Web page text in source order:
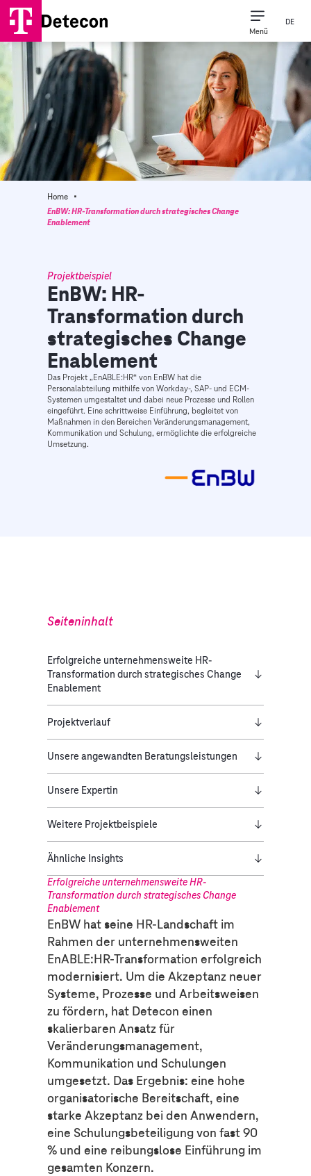
Menü
DE
Home ·
EnBW: HR-Transformation durch strategisches Change
Enablement
Projektbeispiel
EnBW: HR-
Transformation durch
strategisches Change
Enablement
Das Projekt „EnABLE:HR“ von EnBW hat die
Personalabteilung mithilfe von Workday-, SAP- und ECM-
Systemen umgestaltet und dabei neue Prozesse und Rollen
eingeführt. Eine schrittweise Einführung, begleitet von
Maßnahmen in den Bereichen Veränderungsmanagement,
Kommunikation und Schulung, ermöglichte die erfolgreiche
Umsetzung.
Erfolgreiche unternehmensweite HR-
Transformation durch strategisches Change
Enablement
EnBW hat seine HR-Landschaft im
Rahmen der unternehmensweiten
EnABLE:HR-Transformation erfolgreich
modernisiert. Um die Akzeptanz neuer
Systeme, Prozesse und Arbeitsweisen
zu fördern, hat Detecon einen
skalierbaren Ansatz für
Veränderungsmanagement,
Kommunikation und Schulungen
umgesetzt. Das Ergebnis: eine hohe
organisatorische Bereitschaft, eine
starke Akzeptanz bei den Anwendern,
eine Schulungsbeteiligung von fast 90
% und eine reibungslose Einführung im
gesamten Konzern.
Seiteninhalt
Erfolgreiche unternehmensweite HR-
Transformation durch strategisches Change
Enablement
Projektverlauf
Unsere angewandten Beratungsleistungen
Unsere Expertin
Weitere Projektbeispiele
Ähnliche Insights